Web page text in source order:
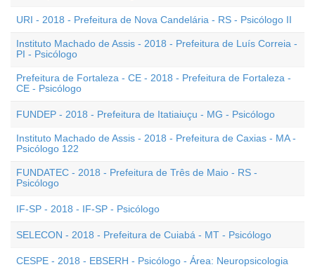
URI - 2018 - Prefeitura de Nova Candelária - RS - Psicólogo II
Instituto Machado de Assis - 2018 - Prefeitura de Luís Correia -
PI - Psicólogo
Prefeitura de Fortaleza - CE - 2018 - Prefeitura de Fortaleza -
CE - Psicólogo
FUNDEP - 2018 - Prefeitura de Itatiaiuçu - MG - Psicólogo
Instituto Machado de Assis - 2018 - Prefeitura de Caxias - MA -
Psicólogo 122
FUNDATEC - 2018 - Prefeitura de Três de Maio - RS -
Psicólogo
IF-SP - 2018 - IF-SP - Psicólogo
SELECON - 2018 - Prefeitura de Cuiabá - MT - Psicólogo
CESPE - 2018 - EBSERH - Psicólogo - Área: Neuropsicologia